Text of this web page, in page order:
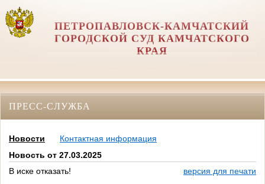
ПЕТРОПАВЛОВСК-КАМЧАТСКИЙ
ГОРОДСКОЙ СУД КАМЧАТСКОГО
КРАЯ
ПРЕСС-СЛУЖБА
Новости
Контактная информация
Новость от 27.03.2025
В иске отказать!
версия для печати